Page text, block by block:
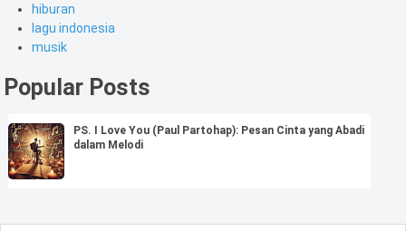
hiburan
lagu indonesia
musik
Popular Posts
PS. I Love You (Paul Partohap): Pesan Cinta yang Abadi
dalam Melodi